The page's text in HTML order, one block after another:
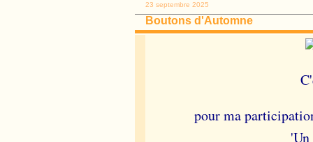
23 septembre 2025
Boutons d'Automne
pour ma